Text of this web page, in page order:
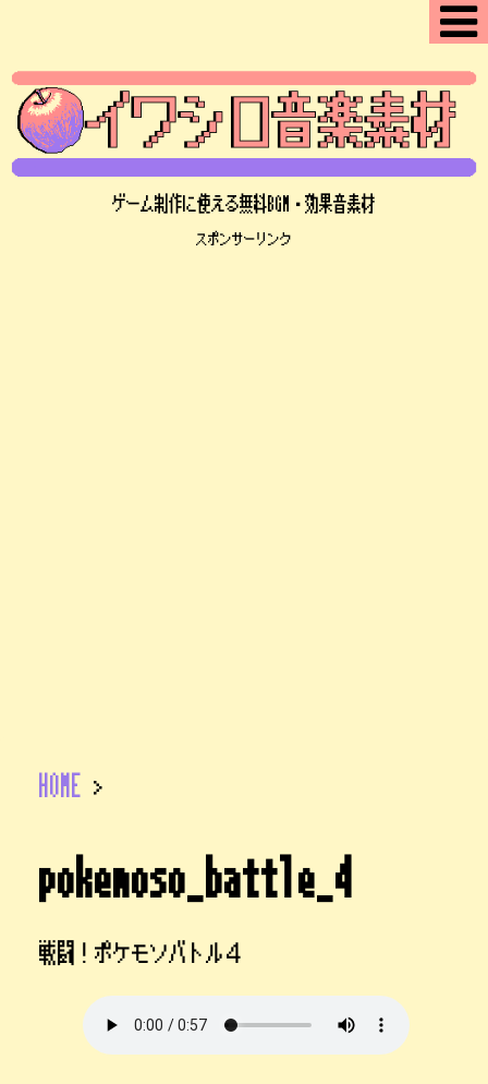
ゲーム制作に使える無料BGM・効果音素材
スポンサーリンク
HOME >
pokemoso_battle_4
戦闘！ポケモソバトル４